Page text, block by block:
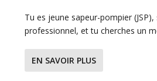
Tu es jeune sapeur-pompier
professionnel, et tu cherches un
EN SAVOIR PLUS